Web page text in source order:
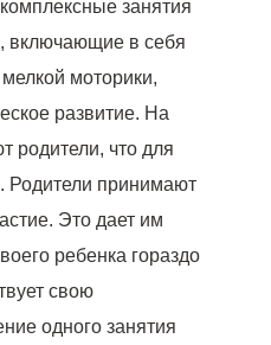
занятия
включающие в себя
моторики,
развитие. На
родители, что для
принимают
Это дает им
ребенка гораздо
свою
одного занятия